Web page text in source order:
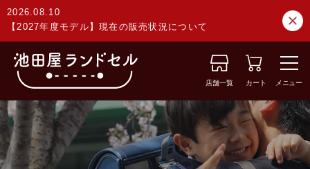
2026.08.10
【2027年度モデル】現在の販売状況について
店舗一覧 カート メニュー